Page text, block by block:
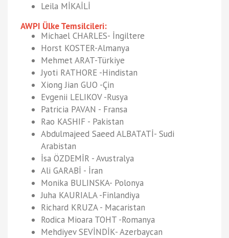
Leila MİKAİLİ
AWPI Ülke Temsilcileri:
Michael CHARLES- İngiltere
Horst KOSTER-Almanya
Mehmet ARAT-Türkiye
Jyoti RATHORE -Hindistan
Xiong Jian GUO -Çin
Evgenii LELIKOV -Rusya
Patricia PAVAN - Fransa
Rao KASHIF - Pakistan
Abdulmajeed Saeed ALBATATİ- Sudi
Arabistan
İsa ÖZDEMİR - Avustralya
Ali GARABİ - İran
Monika BULINSKA- Polonya
Juha KAURIALA -Finlandiya
Richard KRUZA - Macaristan
Rodica Mioara TOHT -Romanya
Mehdiyev SEVİNDİK- Azerbaycan